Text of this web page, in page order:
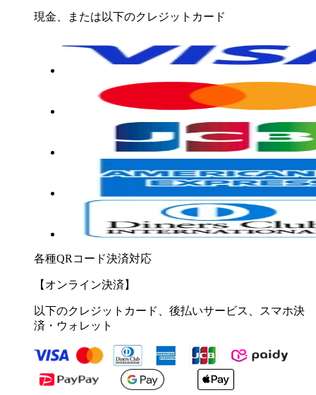
現金、または以下のクレジットカード
各種QRコード決済対応
【オンライン決済】
以下のクレジットカード、後払いサービス、スマホ決
済・ウォレット